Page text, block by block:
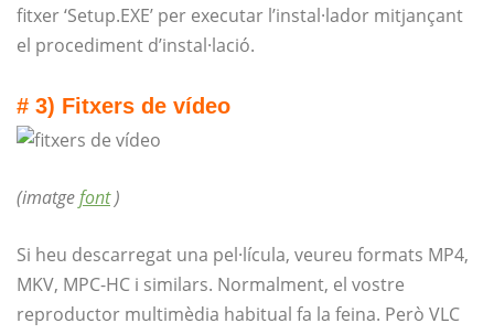
fitxer ‘Setup.EXE’ per executar l’instal·lador mitjançant
el procediment d’instal·lació.
# 3) Fitxers de vídeo
(imatgefont)
Si heu descarregat una pel·lícula, veureu formats MP4,
MKV, MPC-HC i similars. Normalment, el vostre
reproductor multimèdia habitual fa la feina. Però VLC